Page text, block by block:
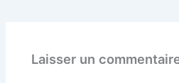
Laisser un